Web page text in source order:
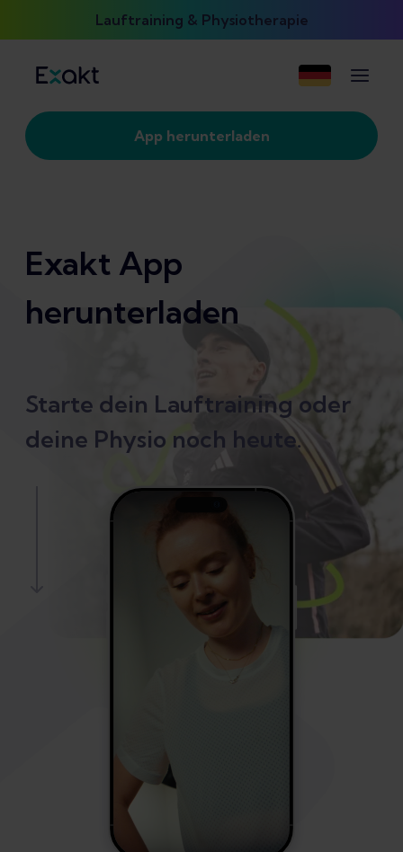
Lauftraining & Physiotherapie
App herunterladen
Exakt App
herunterladen
Starte dein Lauftraining oder
deine Physio noch heute.